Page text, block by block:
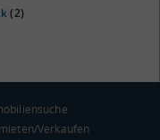
(2)
Verkaufen